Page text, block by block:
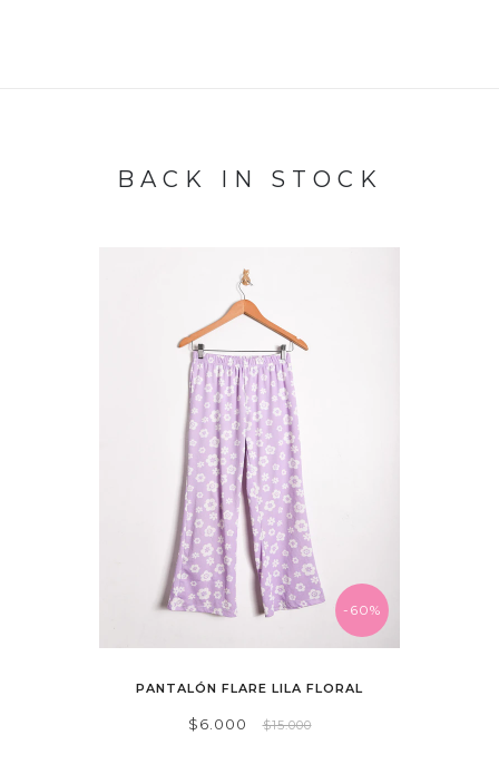
BACK IN STOCK
-60%
PANTALÓN FLARE LILA FLORAL
$6.000 $15.000